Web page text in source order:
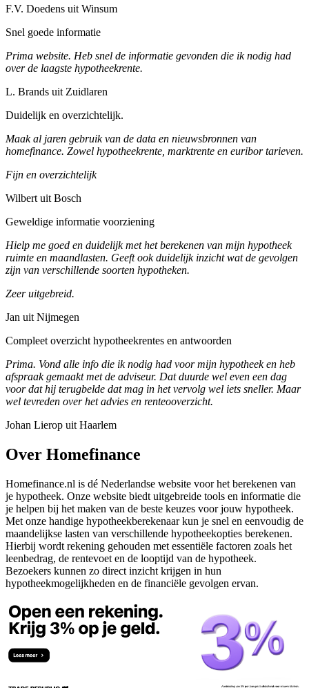
F.V. Doedens uit Winsum
Snel goede informatie
Prima website. Heb snel de informatie gevonden die ik nodig had
over de laagste hypotheekrente.
L. Brands uit Zuidlaren
Duidelijk en overzichtelijk.
Maak al jaren gebruik van de data en nieuwsbronnen van
homefinance. Zowel hypotheekrente, marktrente en euribor tarieven.
Fijn en overzichtelijk
Wilbert uit Bosch
Geweldige informatie voorziening
Hielp me goed en duidelijk met het berekenen van mijn hypotheek
ruimte en maandlasten. Geeft ook duidelijk inzicht wat de gevolgen
zijn van verschillende soorten hypotheken.
Zeer uitgebreid.
Jan uit Nijmegen
Compleet overzicht hypotheekrentes en antwoorden
Prima. Vond alle info die ik nodig had voor mijn hypotheek en heb
afspraak gemaakt met de adviseur. Dat duurde wel even een dag
voor dat hij terugbelde dat mag in het vervolg wel iets sneller. Maar
wel tevreden over het advies en renteooverzicht.
Johan Lierop uit Haarlem
Over Homefinance
Homefinance.nl is dé Nederlandse website voor het berekenen van
je hypotheek. Onze website biedt uitgebreide tools en informatie die
je helpen bij het maken van de beste keuzes voor jouw hypotheek.
Met onze handige hypotheekberekenaar kun je snel en eenvoudig de
maandelijkse lasten van verschillende hypotheekopties berekenen.
Hierbij wordt rekening gehouden met essentiële factoren zoals het
leenbedrag, de rentevoet en de looptijd van de hypotheek.
Bezoekers kunnen zo direct inzicht krijgen in hun
hypotheekmogelijkheden en de financiële gevolgen ervan.